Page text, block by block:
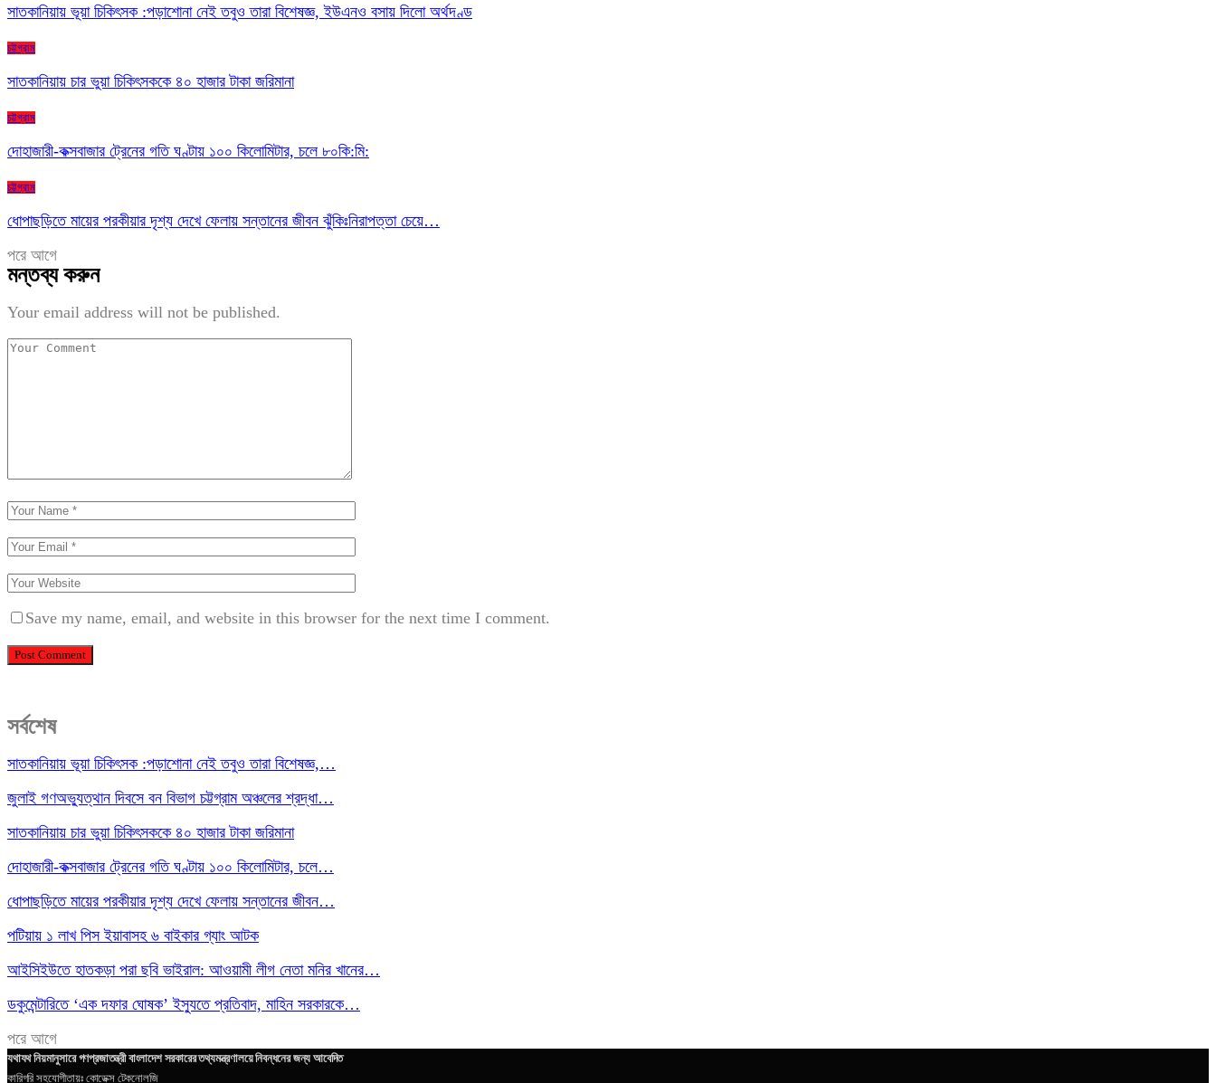
সাতকানিয়ায় ভূয়া চিকিৎসক :পড়াশোনা নেই তবুও তারা বিশেষজ্ঞ, ইউএনও বসায় দিলো অর্থদণ্ড
চট্টগ্রাম
সাতকানিয়ায় চার ভুয়া চিকিৎসককে ৪০ হাজার টাকা জরিমানা
চট্টগ্রাম
দোহাজারী-কক্সবাজার ট্রেনের গতি ঘণ্টায় ১০০ কিলোমিটার, চলে ৮০কি:মি:
চট্টগ্রাম
ধোপাছড়িতে মায়ের পরকীয়ার দৃশ্য দেখে ফেলায় সন্তানের জীবন ঝুঁকিঃনিরাপত্তা চেয়ে…
পরে আগে
মন্তব্য করুন
Your email address will not be published.
Save my name, email, and website in this browser for the next time I comment.
সর্বশেষ
সাতকানিয়ায় ভূয়া চিকিৎসক :পড়াশোনা নেই তবুও তারা বিশেষজ্ঞ,…
জুলাই গণঅভ্যুত্থান দিবসে বন বিভাগ চট্টগ্রাম অঞ্চলের শ্রদ্ধা…
সাতকানিয়ায় চার ভুয়া চিকিৎসককে ৪০ হাজার টাকা জরিমানা
দোহাজারী-কক্সবাজার ট্রেনের গতি ঘণ্টায় ১০০ কিলোমিটার, চলে…
ধোপাছড়িতে মায়ের পরকীয়ার দৃশ্য দেখে ফেলায় সন্তানের জীবন…
পটিয়ায় ১ লাখ পিস ইয়াবাসহ ৬ বাইকার গ্যাং আটক
আইসিইউতে হাতকড়া পরা ছবি ভাইরাল: আওয়ামী লীগ নেতা মনির খানের…
ডকুমেন্টারিতে ‘এক দফার ঘোষক’ ইস্যুতে প্রতিবাদ, মাহিন সরকারকে…
পরে আগে
যথাযথ নিয়মানুসারে গণপ্রজাতন্ত্রী বাংলাদেশ সরকারের তথ্যমন্ত্রণালয়ে নিবন্ধনের জন্য আবেদিত
কারিগরি সহযোগীতায়ঃ কোডেক্স টেকনোলজি